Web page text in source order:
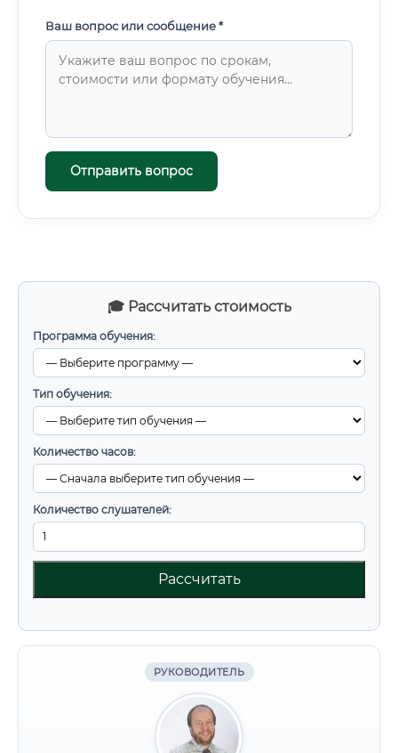
🎓 Рассчитать стоимость
Программа обучения:
Тип обучения:
Количество часов:
Количество слушателей:
Рассчитать
РУКОВОДИТЕЛЬ
Ваш вопрос или сообщение *
Отправить вопрос